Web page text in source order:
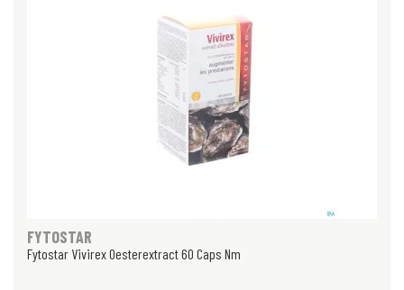
FYTOSTAR
Fytostar Vivirex Oesterextract 60 Caps Nm